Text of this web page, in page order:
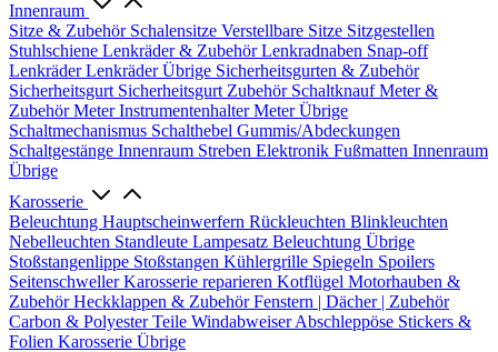
Innenraum
Sitze & Zubehör Schalensitze Verstellbare Sitze Sitzgestellen
Stuhlschiene Lenkräder & ZubehörLenkradnaben Snap-off
LenkräderLenkräder Übrige Sicherheitsgurten & Zubehör
Sicherheitsgurt Sicherheitsgurt Zubehör SchaltknaufMeter &
ZubehörMeterInstrumentenhalterMeter Übrige
Schaltmechanismus Schalthebel Gummis/Abdeckungen
Schaltgestänge Innenraum Streben Elektronik Fußmatten Innenraum
Übrige
Karosserie
Beleuchtung Hauptscheinwerfern Rückleuchten Blinkleuchten
Nebelleuchten Standleute Lampesatz Beleuchtung Übrige
Stoßstangenlippe Stoßstangen Kühlergrille Spiegeln Spoilers
SeitenschwellerKarosserie reparieren Kotflügel Motorhauben &
ZubehörHeckklappen & ZubehörFenstern | Dächer | Zubehör
Carbon & Polyester Teile WindabweiserAbschleppöse Stickers &
Folien Karosserie Übrige